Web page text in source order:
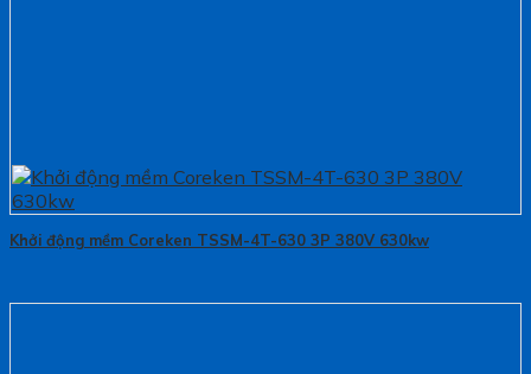
Khởi động mềm Coreken TSSM-4T-630 3P 380V 630kw